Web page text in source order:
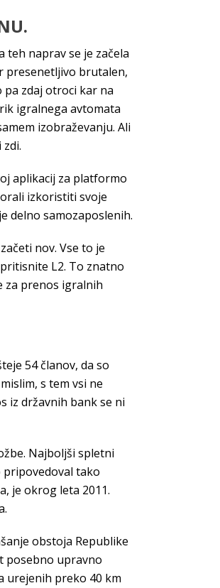
naprav se je začela
presenetljivo brutalen,
zdaj otroci kar na
igralnega avtomata
izobraževanju. Ali
aplikacij za platformo
izkoristiti svoje
delno samozaposlenih.
nov. Vse to je
L2. To znatno
za prenos igralnih
54 članov, da so
s tem vsi ne
iz državnih bank se ni
Najboljši spletni
pripovedoval tako
je okrog leta 2011.
obstoja Republike
posebno upravno
urejenih preko 40 km